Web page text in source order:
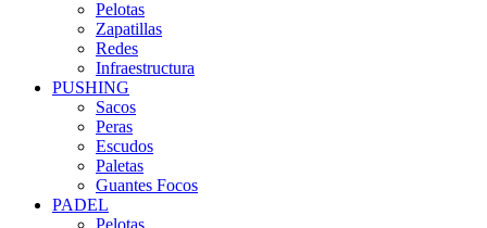
Pelotas
Zapatillas
Redes
Infraestructura
PUSHING
Sacos
Peras
Escudos
Paletas
Guantes Focos
PADEL